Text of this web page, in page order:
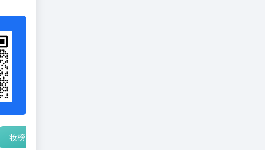
妆榜行业招聘